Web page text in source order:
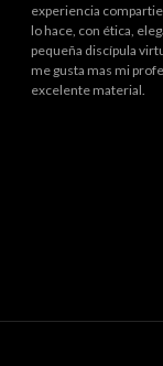
experiencia
lo hace, con ética,
pequeña discípula
me gusta mas mi
excelente material.